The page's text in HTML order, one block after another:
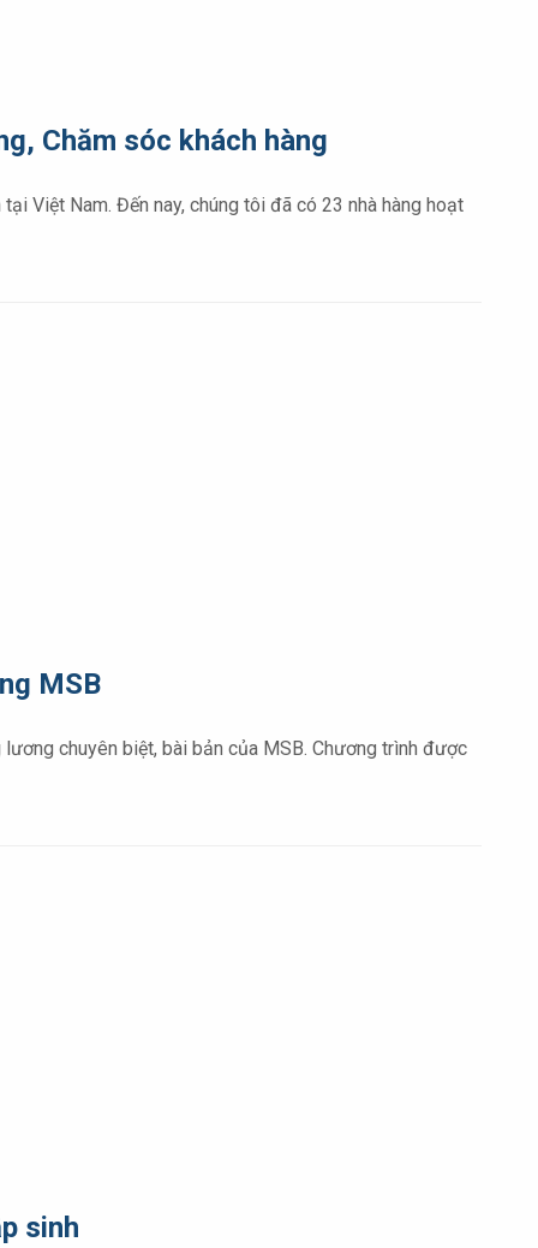
Chăm sóc khách hàng
Việt Nam. Đến nay, chúng tôi đã có 23 nhà hàng hoạt
MSB
chuyên biệt, bài bản của MSB. Chương trình được
sinh